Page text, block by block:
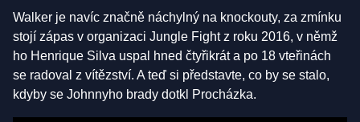
Walker je navíc značně náchylný na knockouty, za zmínku
stojí zápas v organizaci Jungle Fight z roku 2016, v němž
ho Henrique Silva uspal hned čtyřikrát a po 18 vteřinách
se radoval z vítězství. A teď si představte, co by se stalo,
kdyby se Johnnyho brady dotkl Procházka.